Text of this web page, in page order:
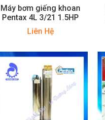
Máy bơm giếng khoan
Pentax 4L 3/21 1.5HP
Liên Hệ